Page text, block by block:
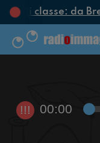
di classe: da
!!! 00:00